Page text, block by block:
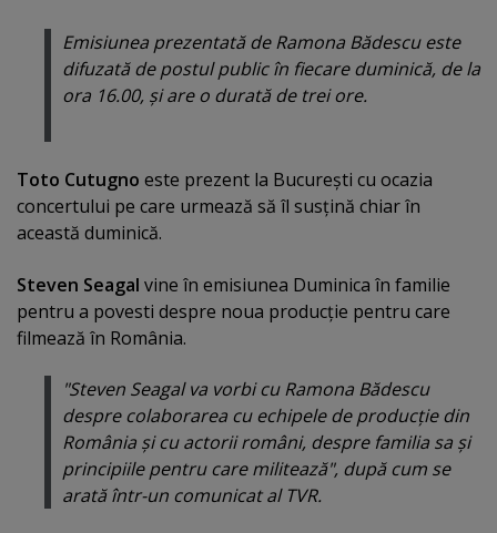
Emisiunea prezentată de Ramona Bădescu este
difuzată de postul public în fiecare duminică, de la
ora 16.00, şi are o durată de trei ore.
Toto Cutugno este prezent la Bucureşti cu ocazia
concertului pe care urmează să îl susţină chiar în
această duminică.
Steven Seagal vine în emisiunea Duminica în familie
pentru a povesti despre noua producţie pentru care
filmează în România.
"Steven Seagal va vorbi cu Ramona Bădescu
despre colaborarea cu echipele de producţie din
România şi cu actorii români, despre familia sa şi
principiile pentru care militează", după cum se
arată într-un comunicat al TVR.